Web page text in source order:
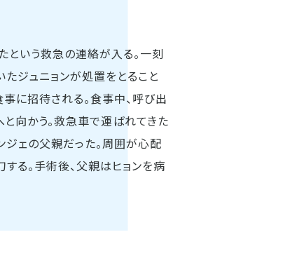
という救急の連絡が入る。一刻
ジュニョンが処置をとること
に招待される。食事中、呼び出
向かう。救急車で運ばれてきた
ジェの父親だった。周囲が心配
る。手術後、父親はヒョンを病